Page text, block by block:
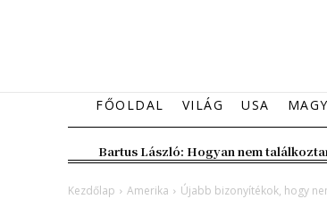
FŐOLDAL VILÁG USA
Bartus László: Hogyan nem
Kezdőlap Amerika Újabb bizonyítékok, hogy